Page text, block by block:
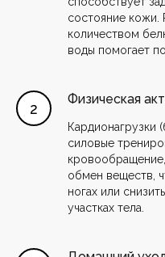
состояние кожи.
количеством
воды помогает
Физическая
Кардионагрузки
силовые
обмен веществ,
ногах или
участках тела.